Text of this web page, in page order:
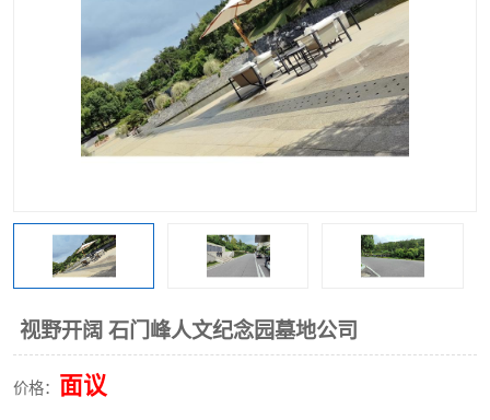
视野开阔 石门峰人文纪念园墓地公司
价格： 面议